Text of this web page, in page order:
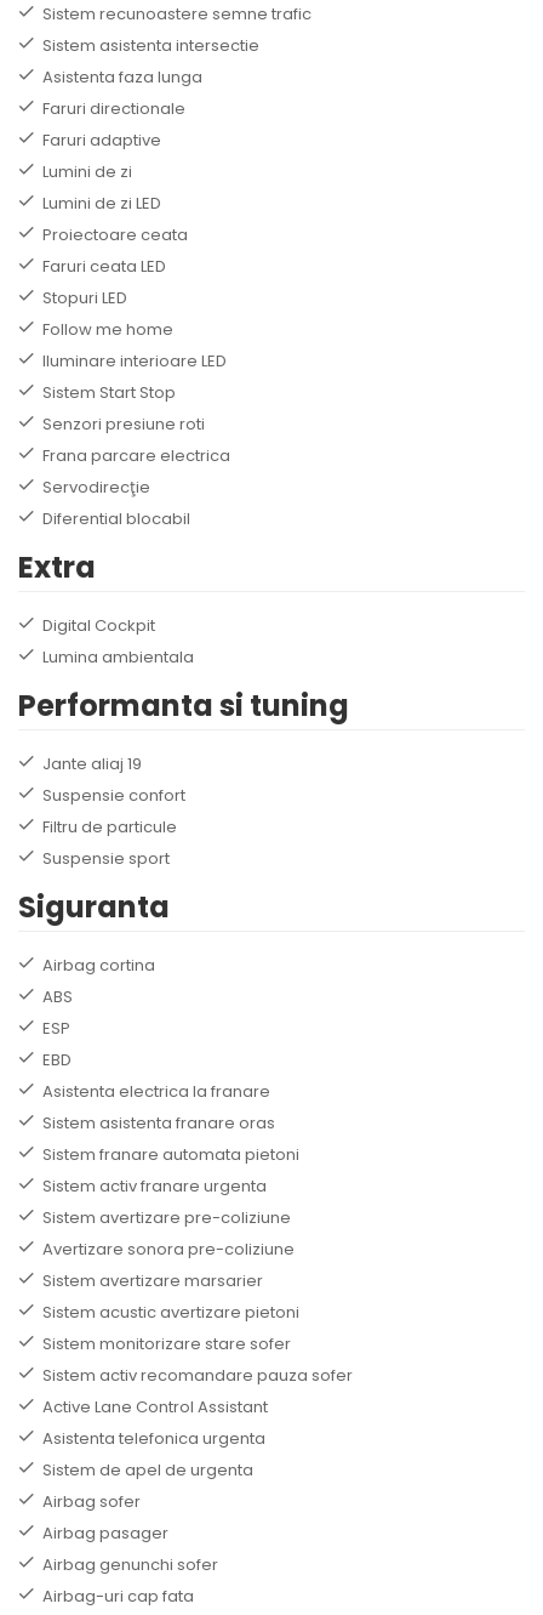
Sistem recunoastere semne trafic
Sistem asistenta intersectie
Asistenta faza lunga
Faruri directionale
Faruri adaptive
Lumini de zi
Lumini de zi LED
Proiectoare ceata
Faruri ceata LED
Stopuri LED
Follow me home
Iluminare interioare LED
Sistem Start Stop
Senzori presiune roti
Frana parcare electrica
Servodirecţie
Diferential blocabil
Extra
Digital Cockpit
Lumina ambientala
Performanta si tuning
Jante aliaj 19
Suspensie confort
Filtru de particule
Suspensie sport
Siguranta
Airbag cortina
ABS
ESP
EBD
Asistenta electrica la franare
Sistem asistenta franare oras
Sistem franare automata pietoni
Sistem activ franare urgenta
Sistem avertizare pre-coliziune
Avertizare sonora pre-coliziune
Sistem avertizare marsarier
Sistem acustic avertizare pietoni
Sistem monitorizare stare sofer
Sistem activ recomandare pauza sofer
Active Lane Control Assistant
Asistenta telefonica urgenta
Sistem de apel de urgenta
Airbag sofer
Airbag pasager
Airbag genunchi sofer
Airbag-uri cap fata